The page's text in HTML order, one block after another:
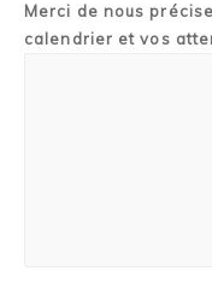
Merci de nous
calendrier et vos